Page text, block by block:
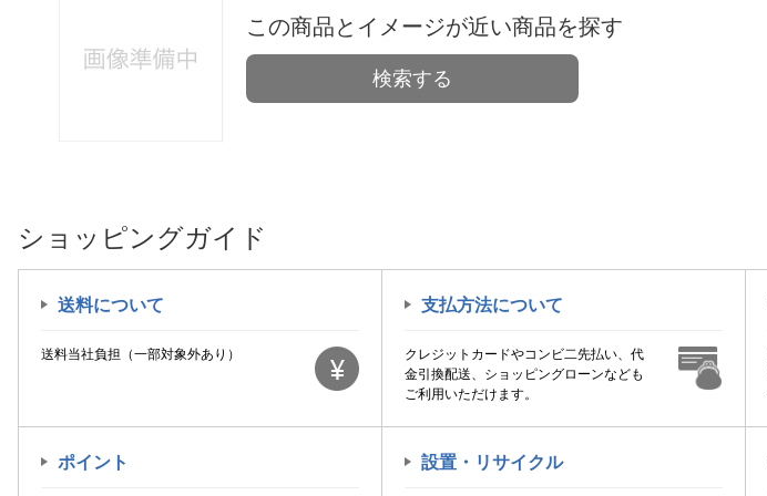
この商品とイメージが近い商品を探す
検索する
ショッピングガイド
送料について
送料当社負担（一部対象外あり）
支払方法について
クレジットカードやコンビ二先払い、代
金引換配送、ショッピングローンなども
ご利用いただけます。
ポイント 設置・リサイクル